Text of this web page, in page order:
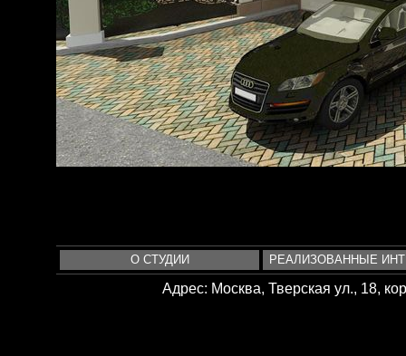
О СТУДИИ РЕАЛИЗОВАННЫЕ
Адрес: Москва, Тверская ул., 18,